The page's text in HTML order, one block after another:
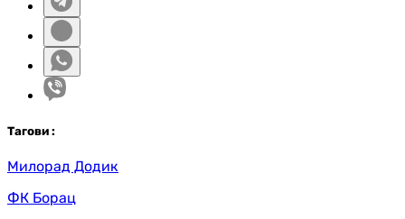
Тагови :
Милорад Додик
ФК Борац